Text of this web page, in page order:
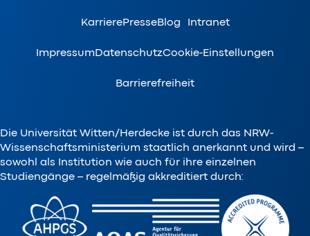
KarrierePresseBlog Intranet
ImpressumDatenschutzCookie-Einstellungen
Barrierefreiheit
Die Universität Witten/Herdecke ist durch das NRW-
Wissenschaftsministerium staatlich anerkannt und wird –
sowohl als Institution wie auch für ihre einzelnen
Studiengänge – regelmäßig akkreditiert durch: